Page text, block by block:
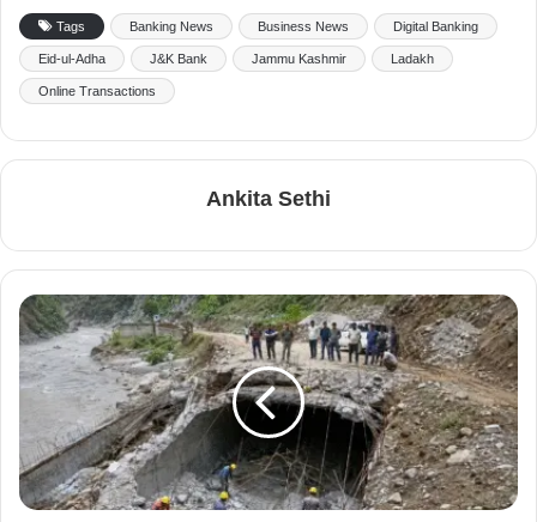
Tags Banking News Business News Digital Banking
Eid-ul-Adha J&K Bank Jammu Kashmir Ladakh
Online Transactions
Ankita Sethi